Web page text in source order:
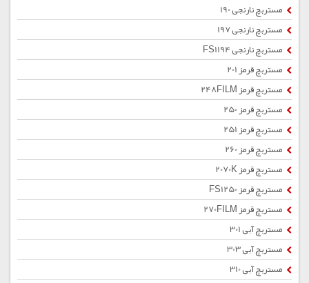
مستربچ نارنجی 190
مستربچ نارنجی 197
مستربچ نارنجی FS1194
مستربچ قرمز 201
مستربچ قرمز 248FILM
مستربچ قرمز 250
مستربچ قرمز 251
مستربچ قرمز 260
مستربچ قرمز 2070K
مستربچ قرمز FS1250
مستربچ قرمز 270FILM
مستربچ آبی 301
مستربچ آبی 303
مستربچ آبی 310